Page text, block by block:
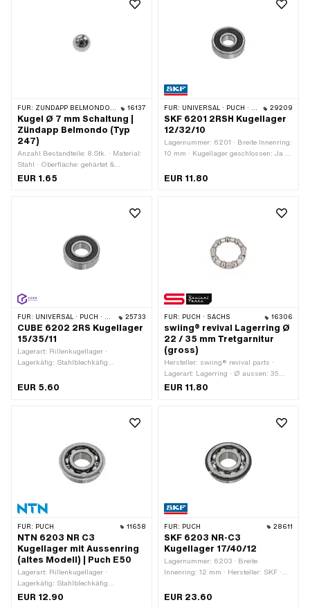
FÜR: ZÜNDAPP BELMONDO · ZÜNDAPP 16137
Kugel Ø 7 mm Schaltung |
Zündapp Belmondo (Typ
247)
Anzahl Bestandteile: 8 Stk. · Material:
Stahl · Oberfläche: gehärtet &
geschliffen · Ø Kugel [Zoll] / [mm]: 7
EUR 1.65
FÜR: UNIVERSAL · PUCH · SACHS 29209
SKF 6201 2RSH Kugellager
12/32/10
Lagernummer: 6201 · Breite Innenring:
10 mm · Kugellager geschlossen: Ja ·
2RSH - Beidseitige
Lagerart: Rillenkugellager · Breite: 10
EUR 11.80
FÜR: UNIVERSAL · PUCH · SACHS 25733
CUBE 6202 2RS Kugellager
15/35/11
Lagerart: Rillenkugellager ·
Lagerkäfig: Stahlblechkäfig
Breite Innenring: 11 mm · Hersteller:
Lagerluft: CN (Standard) · Ø innen: 15
EUR 5.60
FÜR: PUCH · SACHS 16306
swiing® revival Lagerring Ø
22 / 35 mm Tretgarnitur
(gross)
Hersteller: swiing® revival parts ·
Lagerart: Lagerring · Ø aussen: 35
mm · Ø innen: 22 mm · Ø Kugel [Zoll]
EUR 11.80
FÜR: PUCH 11658
NTN 6203 NR C3
Kugellager mit Aussenring
(altes Modell) | Puch E50
Lagerart: Rillenkugellager ·
Lagerkäfig: Stahlblechkäfig
kugelgeführt · Lagernummer: 6203 ·
EUR 12.90
FÜR: PUCH 28611
SKF 6203 NR-C3
Kugellager 17/40/12
Lagernummer: 6203 · Breite
Innenring: 12 mm · Hersteller: SKF ·
Stahlblechkäfig kugelgeführt · Nutring:
EUR 23.60